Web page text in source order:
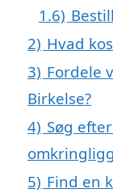
1.6)
2) Hvad
3) Fordele
Birkelse?
4) Søg
5) Find en